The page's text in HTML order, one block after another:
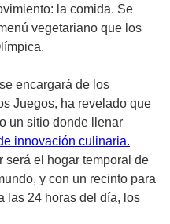
la comida. Se
vegetariano que los
encargará de los
Juegos, ha revelado que
un sitio donde llenar
innovación culinaria.
será el hogar temporal de
y con un recinto para
las 24 horas del día, los